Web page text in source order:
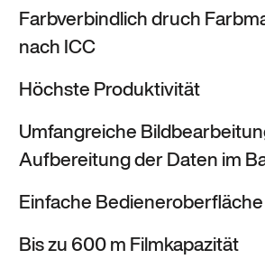
Farbverbindlich druch
nach ICC
Höchste Produktivität
Umfangreiche
Aufbereitung der Daten im
Einfache Bedieneroberfläche
Bis zu 600 m Filmkapazität